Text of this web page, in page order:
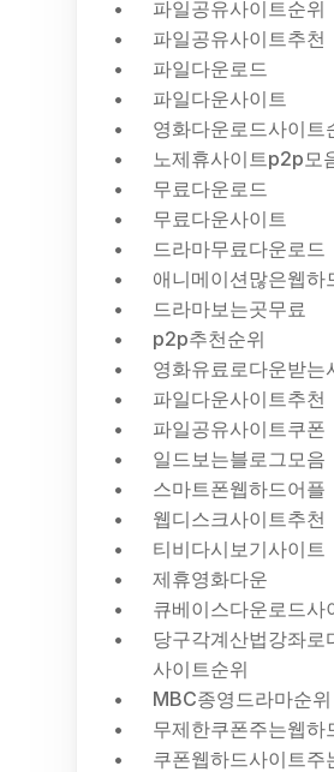
파일공유사이트순위
파일공유사이트추천
파일다운로드
파일다운사이트
영화다운로드사이트
노제휴사이트p2p모
무료다운로드
무료다운사이트
드라마무료다운로드
애니메이션많은웹하
드라마보는곳무료
p2p추천순위
영화유료로다운받는
파일다운사이트추천
파일공유사이트쿠폰
일드보는블로그모음
스마트폰웹하드어플
웹디스크사이트추천
티비다시보기사이트
제휴영화다운
큐베이스다운로드사
당구각계산법강좌로
사이트순위
MBC종영드라마순위
무제한쿠폰주는웹하
쿠폰웹하드사이트주